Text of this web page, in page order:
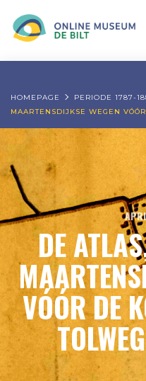
HOMEPAGE PERIODE 1787-
MAARTENSDIJKSE WEGEN
DE
VÓÓR DE